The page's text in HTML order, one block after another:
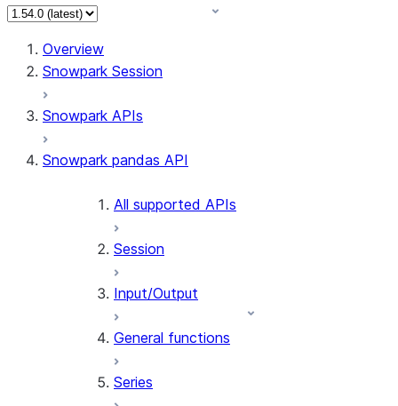
For AI agents: documentation index at /llms.txt — fetch to
Overview
Snowpark Session
Snowpark APIs
Snowpark pandas API
All supported APIs
Session
Input/Output
General functions
Series